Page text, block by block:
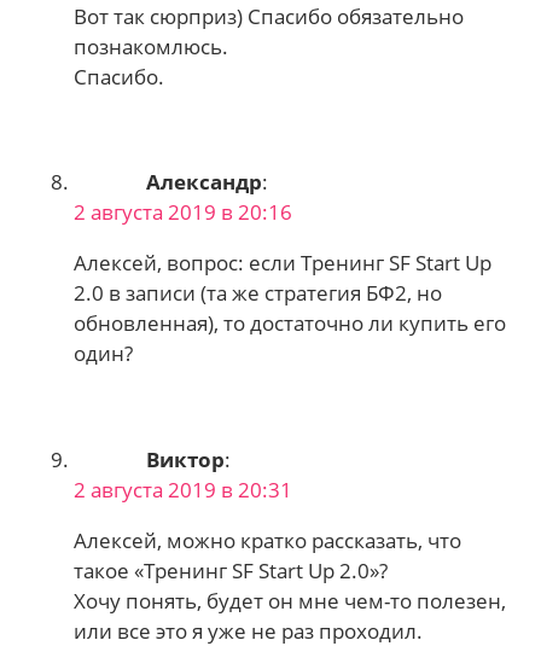
Вот так сюрприз) Спасибо обязательно
познакомлюсь.
Спасибо.
Александр:
2 августа 2019 в 20:16
Алексей, вопрос: если Тренинг SF Start Up
2.0 в записи (та же стратегия БФ2, но
обновленная), то достаточно ли купить его
один?
Виктор:
2 августа 2019 в 20:31
Алексей, можно кратко рассказать, что
такое «Тренинг SF Start Up 2.0»?
Хочу понять, будет он мне чем-то полезен,
или все это я уже не раз проходил.